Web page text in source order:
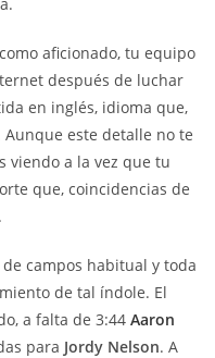
aficionado, tu equipo
después de luchar
en inglés, idioma que,
este detalle no te
viendo a la vez que tu
que, coincidencias de
campos habitual y toda
de tal índole. El
a falta de 3:44 Aaron
para Jordy Nelson. A